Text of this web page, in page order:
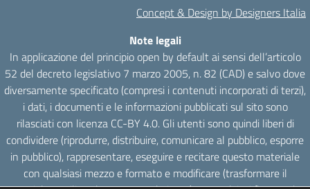
Concept & Design by Designers Italia
Note legali
In applicazione del principio open by default ai sensi dell’articolo
52 del decreto legislativo 7 marzo 2005, n. 82 (CAD) e salvo dove
diversamente specificato (compresi i contenuti incorporati di terzi),
i dati, i documenti e le informazioni pubblicati sul sito sono
rilasciati con licenza CC-BY 4.0. Gli utenti sono quindi liberi di
condividere (riprodurre, distribuire, comunicare al pubblico, esporre
in pubblico), rappresentare, eseguire e recitare questo materiale
con qualsiasi mezzo e formato e modificare (trasformare il